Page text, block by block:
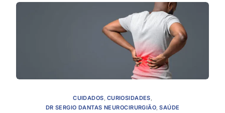
CUIDADOS CURIOSIDADES
DR SERGIO DANTAS NEUROCIRURGIÃO ,SAÚDE